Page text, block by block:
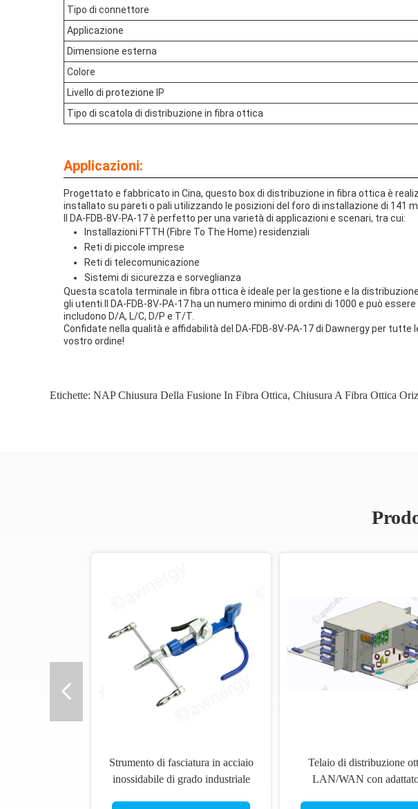
Tipo di connettore
Applicazione
Dimensione esterna
Colore
Livello di protezione IP
Tipo di scatola di distribuzione in fibra ottica
Applicazioni:
Progettato e fabbricato in Cina, questo box di distribuzione in fibra ottica è
installato su pareti o pali utilizzando le posizioni del foro di installazione di 141
Il DA-FDB-8V-PA-17 è perfetto per una varietà di applicazioni e scenari, tra cui:
Installazioni FTTH (Fibre To The Home) residenziali
Reti di piccole imprese
Reti di telecomunicazione
Sistemi di sicurezza e sorveglianza
Questa scatola terminale in fibra ottica è ideale per la gestione e la
gli utenti.Il DA-FDB-8V-PA-17 ha un numero minimo di ordini di 1000 e può
includono D/A, L/C, D/P e T/T.
Confidate nella qualità e affidabilità del DA-FDB-8V-PA-17 di Dawnergy per
vostro ordine!
Etichette: NAP Chiusura Della Fusione In Fibra Ottica, Chiusura A Fibra Ottica
Strumento di fasciatura in acciaio
inossidabile di grado industriale
Telaio di distribuzione
LAN/WAN con